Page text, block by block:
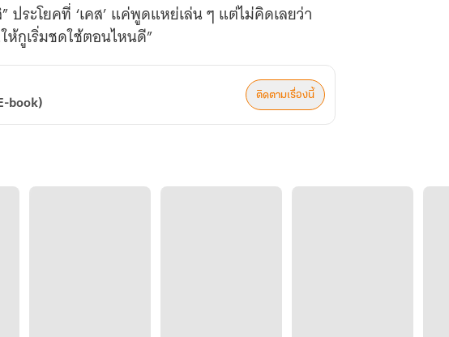
ประโยคที่ ‘เคส’ แค่พูดแหย่เล่น ๆ แต่ไม่คิดเลยว่า
ห้กูเริ่มชดใช้ตอนไหนดี”
book)
ติดตามเรื่องนี้